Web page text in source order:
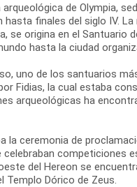
de Olympia,
finales del siglo IV.
se origina en el Santuario
hasta la ciudad
uno de los santuarios
Fidias, la cual estaba
arqueológicas ha
ceremonia de
competiciones
del Hereon se
Templo Dórico de Zeus.